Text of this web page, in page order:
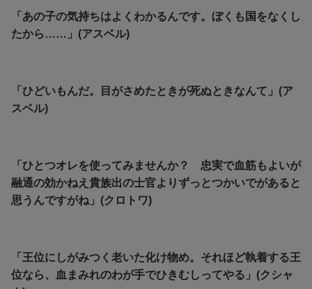
「あの子の気持ちはよくわかるんです。ぼくも国をなくし
たから……」(アスベル)
「ひどいもんだ。目がさめたときが死ぬときなんて」(ア
スベル)
「ひとつオレを使ってみませんか？ 忠実で血筋もよいが
融通の効かねえ貴族出の士官よりずっとつかいでがあると
思うんですがね」(クロトワ)
「王位にしがみつく老いた化け物め。それほど執着する王
位なら、血まみれのわが手でひきむしってやる」(クシャ